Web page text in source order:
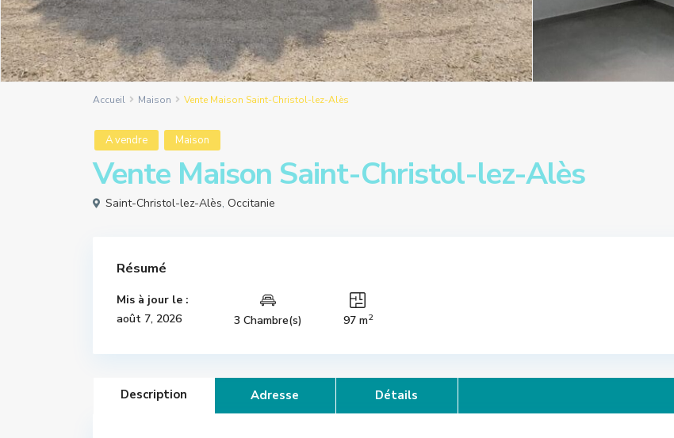
Accueil Maison Vente Maison Saint-Christol-lez-Alès
A vendre Maison
Vente Maison Saint-Christol-lez-Alès
Saint-Christol-lez-Alès, Occitanie
Résumé
Mis à jour le :
août 7, 2026
3 Chambre(s) 97 m2
Description Adresse Détails